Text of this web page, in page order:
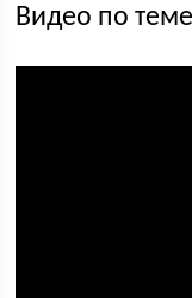
Видео по теме